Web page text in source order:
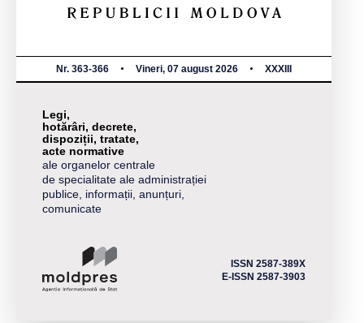
Nr. 363-366 Vineri, 07 august 2026 XXXIII
Legi,
hotărâri, decrete,
dispoziții, tratate,
acte normative
ale organelor centrale
de specialitate ale administrației
publice, informații, anunțuri,
comunicate
ISSN 2587-389X
E-ISSN 2587-3903